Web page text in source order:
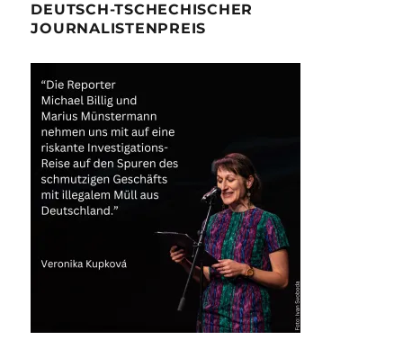
DEUTSCH-TSCHECHISCHER
JOURNALISTENPREIS